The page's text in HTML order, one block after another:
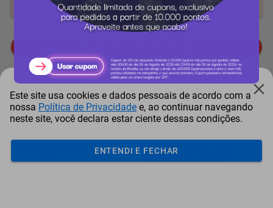
Produto indisponível!
Mais Resgatados
Este site usa cookies e dados pessoais de acordo com a
nossa Política de Privacidade e, ao continuar navegando
neste site, você declara estar ciente dessas condições.
ENTENDI E FECHAR